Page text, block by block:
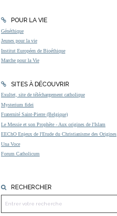
POUR LA VIE
Généthique
Jeunes pour la vie
Institut Européen de Bioéthique
Marche pour la Vie
SITES À DÉCOUVRIR
Exultet, site de téléchargement catholique
Mysterium fidei
Fraternité Saint-Pierre (Belgique)
Le Messie et son Prophète - Aux origines de l'Islam
EEChO Enjeux de l'Etude du Christianisme des Origines
Una Voce
Forum Catholicum
RECHERCHER